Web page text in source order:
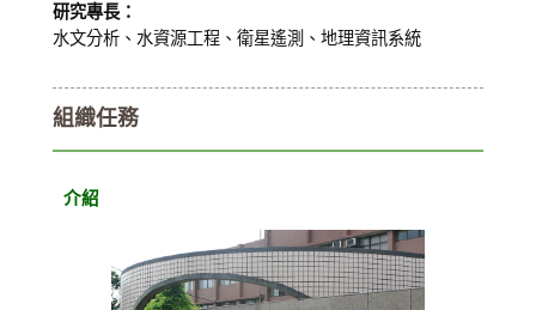
研究專長：
水文分析、水資源工程、衛星遙測、地理資訊系統
組織任務
介紹